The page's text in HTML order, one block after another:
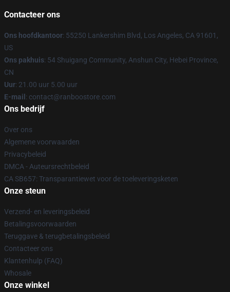
Contacteer ons
Ons hoofdkantoor: 55250 Lankershim Blvd, Los Angeles, CA 91601,
US
Ons pakhuis: 54 Shuigang Community, Anshun City, Hebei Province,
CN
Uur: 21.00 uur 5.00 uur
E-mail : contact@ranboostore.com
Ons bedrijf
Over ons
Algemene voorwaarden
Privacybeleid
DMCA - Auteursrechtbeleid
CA SB657: Transparantiewet voor de toeleveringsketen
Onze steun
Verzend- en leveringsbeleid
Betalingsvoorwaarden
Teruggave & terugbetalingsbeleid
Contacteer ons
Klantenhulp (FAQ)
Whosale
Onze winkel